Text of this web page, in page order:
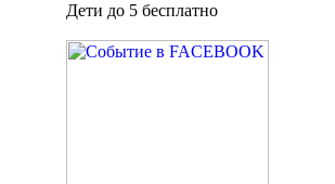
Дети до 5 бесплатно